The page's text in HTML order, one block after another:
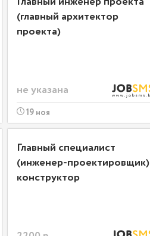
(главный архитектор
проекта)
не указана
19 ноя
Главный специалист
(инженер-проектировщик)
конструктор